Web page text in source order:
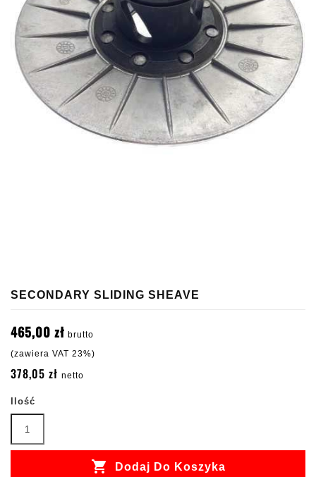
SECONDARY SLIDING SHEAVE
465,00 zł brutto
(zawiera VAT 23%)
378,05 zł netto
Ilość
 Dodaj Do Koszyka